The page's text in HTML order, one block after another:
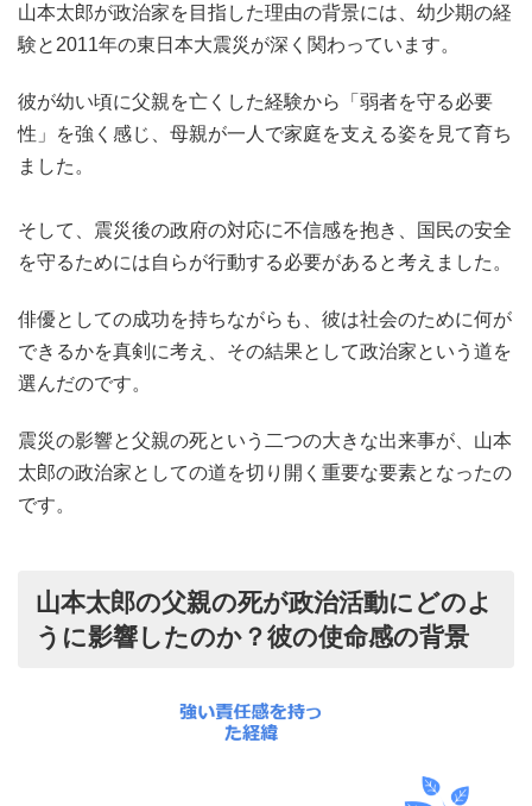
山本太郎が政治家を目指した理由の背景には、幼少期の経
験と2011年の東日本大震災が深く関わっています。
彼が幼い頃に父親を亡くした経験から「弱者を守る必要
性」を強く感じ、母親が一人で家庭を支える姿を見て育ち
ました。
そして、震災後の政府の対応に不信感を抱き、国民の安全
を守るためには自らが行動する必要があると考えました。
俳優としての成功を持ちながらも、彼は社会のために何が
できるかを真剣に考え、その結果として政治家という道を
選んだのです。
震災の影響と父親の死という二つの大きな出来事が、山本
太郎の政治家としての道を切り開く重要な要素となったの
です。
山本太郎の父親の死が政治活動にどのよ
うに影響したのか？彼の使命感の背景